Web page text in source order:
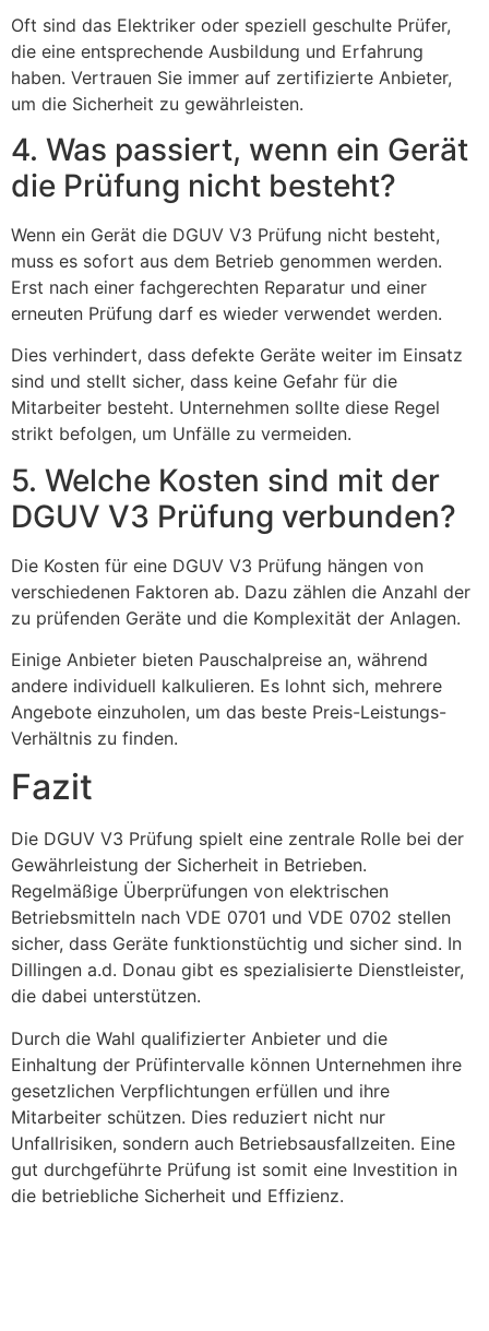
Oft sind das Elektriker oder speziell geschulte Prüfer,
die eine entsprechende Ausbildung und Erfahrung
haben. Vertrauen Sie immer auf zertifizierte Anbieter,
um die Sicherheit zu gewährleisten.
4. Was passiert, wenn ein Gerät
die Prüfung nicht besteht?
Wenn ein Gerät die DGUV V3 Prüfung nicht besteht,
muss es sofort aus dem Betrieb genommen werden.
Erst nach einer fachgerechten Reparatur und einer
erneuten Prüfung darf es wieder verwendet werden.
Dies verhindert, dass defekte Geräte weiter im Einsatz
sind und stellt sicher, dass keine Gefahr für die
Mitarbeiter besteht. Unternehmen sollte diese Regel
strikt befolgen, um Unfälle zu vermeiden.
5. Welche Kosten sind mit der
DGUV V3 Prüfung verbunden?
Die Kosten für eine DGUV V3 Prüfung hängen von
verschiedenen Faktoren ab. Dazu zählen die Anzahl der
zu prüfenden Geräte und die Komplexität der Anlagen.
Einige Anbieter bieten Pauschalpreise an, während
andere individuell kalkulieren. Es lohnt sich, mehrere
Angebote einzuholen, um das beste Preis-Leistungs-
Verhältnis zu finden.
Fazit
Die DGUV V3 Prüfung spielt eine zentrale Rolle bei der
Gewährleistung der Sicherheit in Betrieben.
Regelmäßige Überprüfungen von elektrischen
Betriebsmitteln nach VDE 0701 und VDE 0702 stellen
sicher, dass Geräte funktionstüchtig und sicher sind. In
Dillingen a.d. Donau gibt es spezialisierte Dienstleister,
die dabei unterstützen.
Durch die Wahl qualifizierter Anbieter und die
Einhaltung der Prüfintervalle können Unternehmen ihre
gesetzlichen Verpflichtungen erfüllen und ihre
Mitarbeiter schützen. Dies reduziert nicht nur
Unfallrisiken, sondern auch Betriebsausfallzeiten. Eine
gut durchgeführte Prüfung ist somit eine Investition in
die betriebliche Sicherheit und Effizienz.